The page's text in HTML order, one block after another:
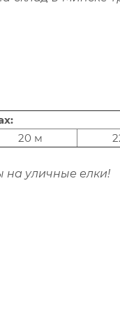
20 м
на уличные елки!